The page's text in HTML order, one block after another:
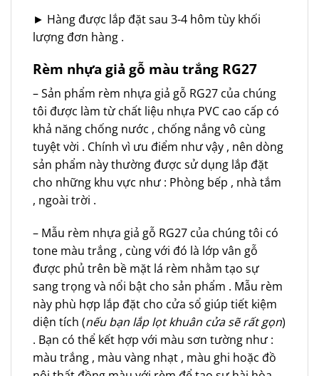
► Hàng được lắp đặt sau 3-4 hôm tùy khối
lượng đơn hàng .
Rèm nhựa giả gỗ màu trắng RG27
– Sản phẩm rèm nhựa giả gỗ RG27 của chúng
tôi được làm từ chất liệu nhựa PVC cao cấp có
khả năng chống nước , chống nắng vô cùng
tuyệt vời . Chính vì ưu điểm như vậy , nên dòng
sản phẩm này thường được sử dụng lắp đặt
cho những khu vực như : Phòng bếp , nhà tắm
, ngoài trời .
– Mẫu rèm nhựa giả gỗ RG27 của chúng tôi có
tone màu trắng , cùng với đó là lớp vân gỗ
được phủ trên bề mặt lá rèm nhằm tạo sự
sang trọng và nổi bật cho sản phẩm . Mẫu rèm
này phù hợp lắp đặt cho cửa sổ giúp tiết kiệm
diện tích (nếu bạn lắp lọt khuân cửa sẽ rất gọn)
. Bạn có thể kết hợp với màu sơn tường như :
màu trắng , màu vàng nhạt , màu ghi hoặc đồ